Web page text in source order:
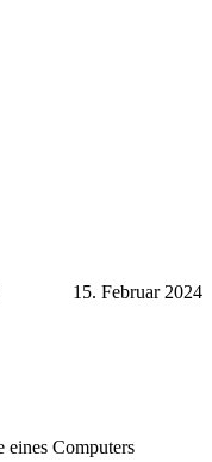
15. Februar 2024